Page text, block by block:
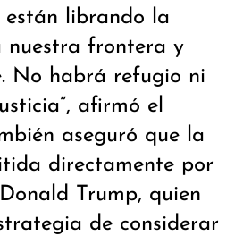
están librando la
nuestra frontera y
No habrá refugio ni
afirmó el
aseguró que la
directamente por
Trump, quien
de considerar